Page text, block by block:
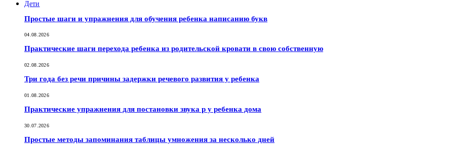
Дети
Простые шаги и упражнения для обучения ребенка написанию букв
04.08.2026
Практические шаги перехода ребенка из родительской кровати в свою собственную
02.08.2026
Три года без речи причины задержки речевого развития у ребенка
01.08.2026
Практические упражнения для постановки звука р у ребенка дома
30.07.2026
Простые методы запоминания таблицы умножения за несколько дней